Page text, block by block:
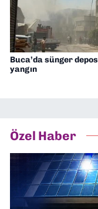
Buca’da sünger
yangın
Özel Haber